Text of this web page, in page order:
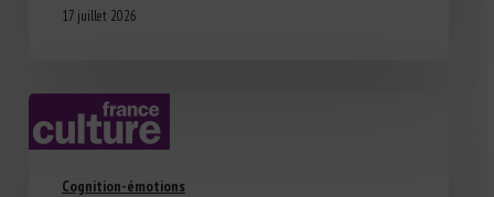
17 juillet 2026
Cognition-émotions